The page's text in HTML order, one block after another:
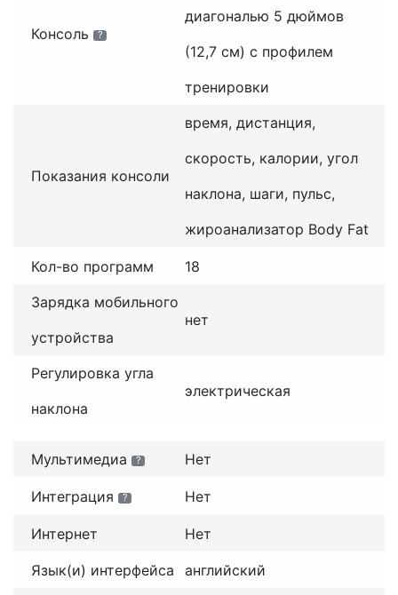
Консоль ?
диагональю 5 дюймов
(12,7 см) с профилем
тренировки
Показания консоли
время, дистанция,
скорость, калории, угол
наклона, шаги, пульс,
жироанализатор Body Fat
Кол-во программ
18
Зарядка мобильного
устройства
нет
Регулировка угла
наклона
электрическая
Мультимедиа ? Нет
Интеграция ? Нет
Интернет Нет
Язык(и) интерфейса английский